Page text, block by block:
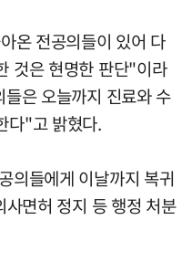
온 전공의들이 있어 다
것은 현명한 판단"이라
은 오늘까지 진료와 수
다"고 밝혔다.
의들에게 이날까지 복귀
면허 정지 등 행정 처분